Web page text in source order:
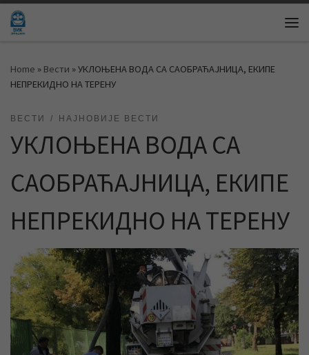
Skip to content
Home » Вести »УКЛОЊЕНА ВОДА СА САОБРАЋАЈНИЦА, ЕКИПЕ
НЕПРЕКИДНО НА ТЕРЕНУ
ВЕСТИ НАЈНОВИЈЕ ВЕСТИ
УКЛОЊЕНА ВОДА СА
САОБРАЋАЈНИЦА, ЕКИПЕ
НЕПРЕКИДНО НА ТЕРЕНУ